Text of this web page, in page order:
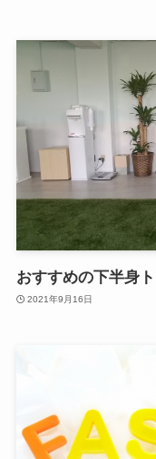
おすすめの下半身
2021年9月16日